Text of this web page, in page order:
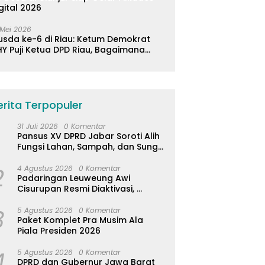
2026
2026
ke-6 di Riau: Ketum Demokrat
Puji Ketua DPD Riau, Bagaimana
Terpopuler
31 Juli 2026 0 Komentar
Pansus XV DPRD Jabar Soroti Alih
Fungsi Lahan, Sampah, dan Sungai
4 Agustus 2026 0 Komentar
Padaringan Leuweung Awi
Cisurupan Resmi Diaktivasi,
Pemberdayaan Warga
5 Agustus 2026 0 Komentar
Paket Komplet Pra Musim Ala
Piala Presiden 2026
5 Agustus 2026 0 Komentar
DPRD dan Gubernur Jawa Barat